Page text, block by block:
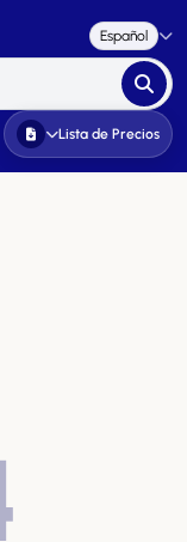
Español
Lista de Precios